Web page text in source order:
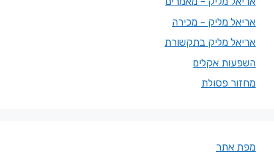
אריאל מליק – מכירה
אריאל מליק בתקשורת
השפעות אקלים
מחזור פסולת
מפת אתר